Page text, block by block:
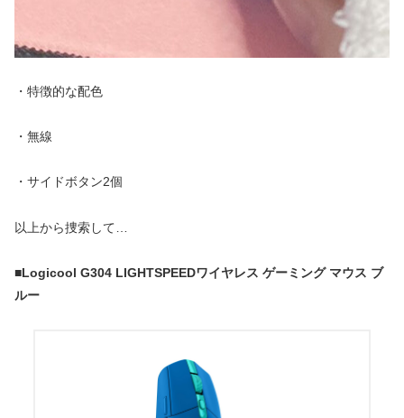
・特徴的な配色
・無線
・サイドボタン2個
以上から捜索して…
■Logicool G304 LIGHTSPEEDワイヤレス ゲーミング マウス ブ
ルー